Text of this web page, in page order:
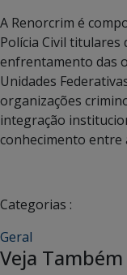
A Renorcrim é
Polícia Civil titulares
enfrentamento das
Unidades
organizações
integração
conhecimento entre
Categorias :
Geral
Veja Também